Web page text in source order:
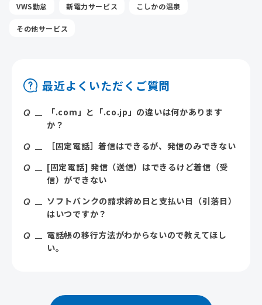
VWS勤怠 新電力サービス こしかの温泉
その他サービス
最近よくいただくご質問
「.com」と「.co.jp」の違いは何かあります
か？
［固定電話］着信はできるが、発信のみできない
[固定電話] 発信（送信）はできるけど着信（受
信）ができない
ソフトバンクの請求締め日と支払い日（引落日）
はいつですか？
電話帳の移行方法がわからないので教えてほし
い。